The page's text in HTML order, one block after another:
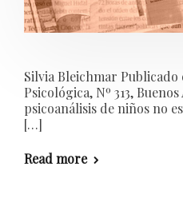
Silvia Bleichmar Publicado
Psicológica, Nº 313,
psicoanálisis de niños no
[…]
Read more